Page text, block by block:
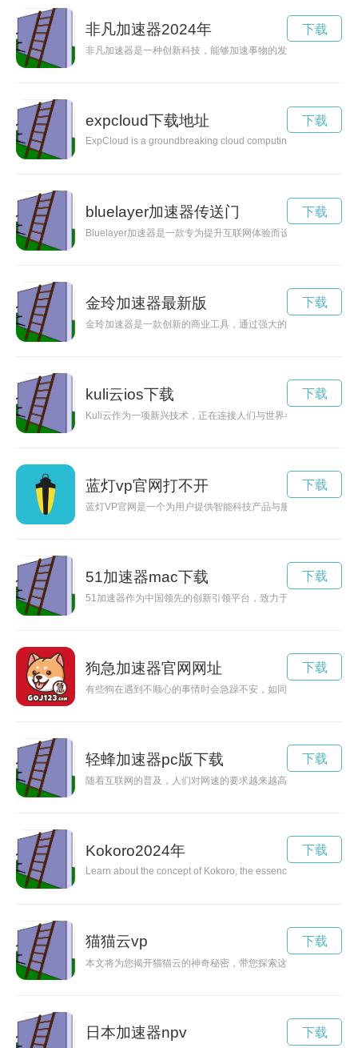
非凡加速器2024年
非凡加速器是一种创新科技，能够加速事物的发展和进步。它
下载
expcloud下载地址
ExpCloud is a groundbreaking cloud computing solution
下载
bluelayer加速器传送门
Bluelayer加速器是一款专为提升互联网体验而设计的加速器软
下载
金玲加速器最新版
金玲加速器是一款创新的商业工具，通过强大的功能和智能算
下载
kuli云ios下载
Kuli云作为一项新兴技术，正在连接人们与世界各地的信息，为
下载
蓝灯vp官网打不开
蓝灯VP官网是一个为用户提供智能科技产品与服务的平台。本
下载
51加速器mac下载
51加速器作为中国领先的创新引领平台，致力于提供全方位服
下载
狗急加速器官网网址
有些狗在遇到不顺心的事情时会急躁不安，如同急躁的加速器一
下载
轻蜂加速器pc版下载
随着互联网的普及，人们对网速的要求越来越高，特别是在大
下载
Kokoro2024年
Learn about the concept of Kokoro, the essence of Japanese
下载
猫猫云vp
本文将为您揭开猫猫云的神奇秘密，带您探索这个奇妙的世界。
下载
日本加速器npv 下载